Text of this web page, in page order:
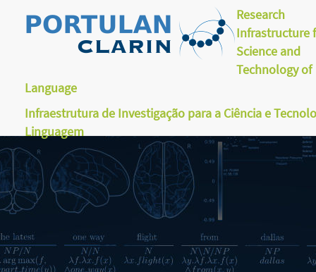
Research
Infrastructure
Science and
Technology of
Language
Infraestrutura de Investigação para a Ciência e
Linguagem